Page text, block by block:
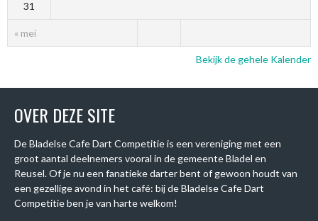
« mei
31
Bekijk de gehele Kalender
OVER DEZE SITE
De Bladelse Cafe Dart Competitie is een vereniging met een
groot aantal deelnemers vooral in de gemeente Bladel en
Reusel. Of je nu een fanatieke darter bent of gewoon houdt van
een gezellige avond in het café: bij de Bladelse Cafe Dart
Competitie ben je van harte welkom!